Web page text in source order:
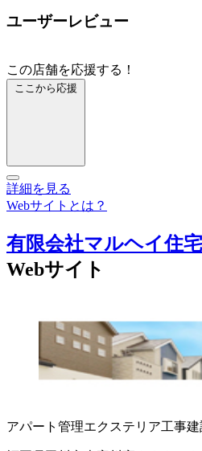
ユーザーレビュー
この店舗を応援する！
ここから応援
詳細を見る
Webサイトとは？
有限会社マルヘイ住宅
Webサイト
アパート管理エクステリア工事建